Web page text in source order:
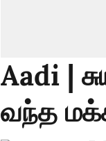
Aadi |
வந்த